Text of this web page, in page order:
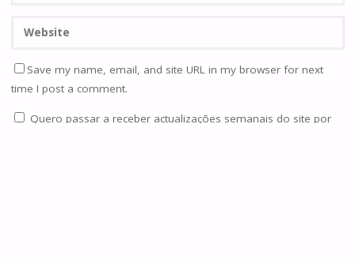
Save my name, email, and site URL in my browser for next
time I post a comment.
Quero passar a receber actualizações semanais do site por